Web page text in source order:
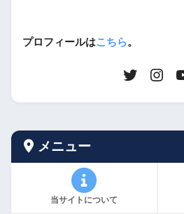
プロフィールはこちら。
メニュー
当サイトについて